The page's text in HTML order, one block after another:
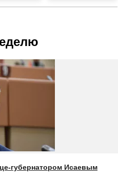
губернатором Исаевым